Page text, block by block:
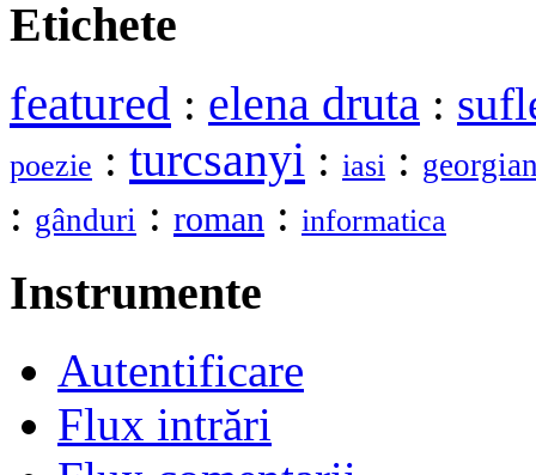
Etichete
featured : elena druta :
poezie : turcsanyi : iasi :
: gânduri : roman : informatica
Instrumente
Autentificare
Flux intrări